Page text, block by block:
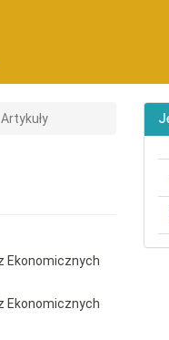
Artykuły
Ekonomicznych
Ekonomicznych